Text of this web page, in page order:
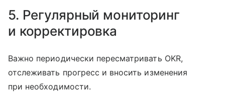
5. Регулярный мониторинг
и корректировка
Важно периодически пересматривать OKR,
отслеживать прогресс и вносить изменения
при необходимости.